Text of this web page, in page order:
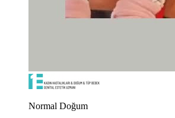
Normal Doğum